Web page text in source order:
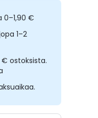
0–1,90 €
1–2
ostoksista.